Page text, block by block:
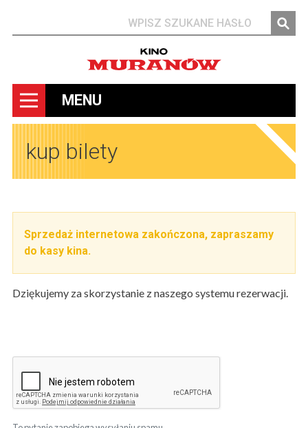
MENU
kup bilety
Sprzedaż internetowa zakończona, zapraszamy
do kasy kina.
Dziękujemy za skorzystanie z naszego systemu rezerwacji.